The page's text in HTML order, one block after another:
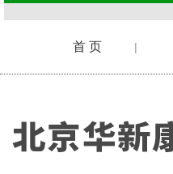
首 页 |